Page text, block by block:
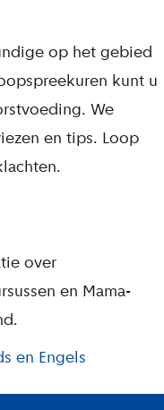
op het gebied
kunt u
We
en tips. Loop
over
en Mama-
en Engels